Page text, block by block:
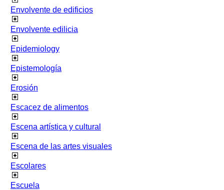
Envolvente de edificios
Envolvente edilicia
Epidemiology
Epistemología
Erosión
Escacez de alimentos
Escena artística y cultural
Escena de las artes visuales
Escolares
Escuela